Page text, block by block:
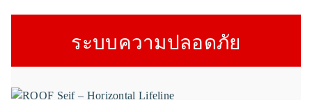
ระบบความปลอดภัย